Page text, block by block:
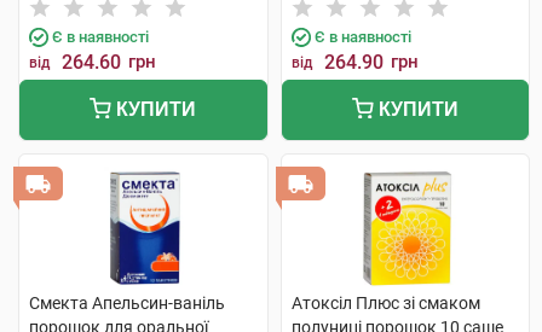
Є в наявності
від 264.60 грн
КУПИТИ
Є в наявності
від 264.90 грн
КУПИТИ
Смекта Апельсин-ваніль
порошок для оральної
Атоксіл Плюс зі смаком
полуниці порошок 10 саше